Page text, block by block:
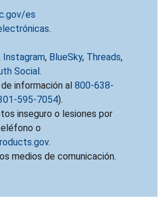
es
.
Instagram, BlueSky, Threads,
Social .
información al 800-638-
595-7054).
inseguro o lesiones por
o
.
medios de comunicación.